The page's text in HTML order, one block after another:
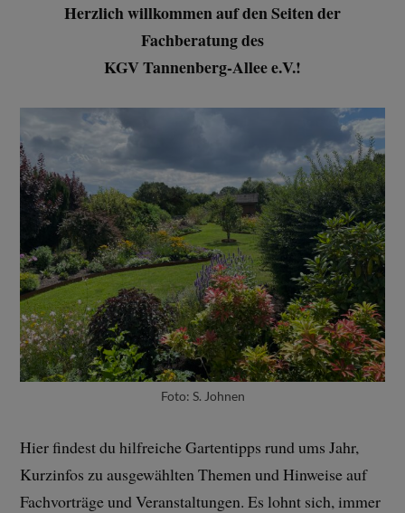
Herzlich willkommen auf den Seiten der
Fachberatung des
KGV Tannenberg-Allee e.V.!
Foto: S. Johnen
Hier findest du hilfreiche Gartentipps rund ums Jahr,
Kurzinfos zu ausgewählten Themen und Hinweise auf
Fachvorträge und Veranstaltungen. Es lohnt sich, immer